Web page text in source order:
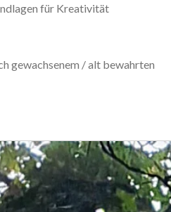
für Kreativität
gewachsenem / alt bewahrten